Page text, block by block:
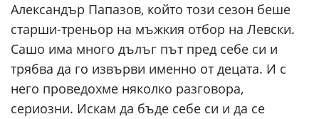
Александър Папазов, който този сезон беше
старши-треньор на мъжкия отбор на Левски.
Сашо има много дълъг път пред себе си и
трябва да го извърви именно от децата. И с
него проведохме няколко разговора,
сериозни. Искам да бъде себе си и да се